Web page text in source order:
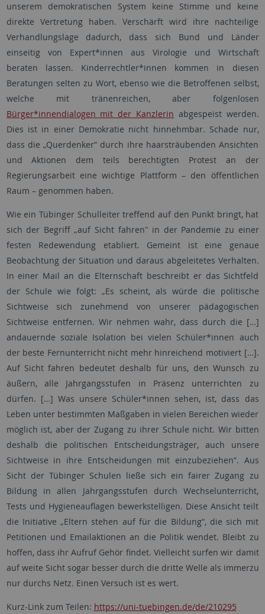
unserem demokratischen System keine Stimme und keine
direkte Vertretung haben. Verschärft wird ihre nachteilige
Verhandlungslage dadurch, dass sich Bund und Länder
einseitig von Expert*innen aus Virologie und Wirtschaft
beraten lassen. Kinderrechtler*innen kommen in diesen
Beratungen selten zu Wort, ebenso wie die Betroffenen selbst,
welche mit tränenreichen, aber folgenlosen
Bürger*innendialogen mit der Kanzlerin abgespeist werden.
Dies ist in einer Demokratie nicht hinnehmbar. Schade nur,
dass die „Querdenker“ durch ihre haarsträubenden Ansichten
und Aktionen dem teils berechtigten Protest an der
Regierungsarbeit eine wichtige Plattform – den öffentlichen
Raum – genommen haben.
Wie ein Tübinger Schulleiter treffend auf den Punkt bringt, hat
sich der Begriff „auf Sicht fahren" in der Pandemie zu einer
festen Redewendung etabliert. Gemeint ist eine genaue
Beobachtung der Situation und daraus abgeleitetes Verhalten.
In einer Mail an die Elternschaft beschreibt er das Sichtfeld
der Schule wie folgt: „Es scheint, als würde die politische
Sichtweise sich zunehmend von unserer pädagogischen
Sichtweise entfernen. Wir nehmen wahr, dass durch die […]
andauernde soziale Isolation bei vielen Schüler*innen auch
der beste Fernunterricht nicht mehr hinreichend motiviert […].
Auf Sicht fahren bedeutet deshalb für uns, den Wunsch zu
äußern, alle Jahrgangsstufen in Präsenz unterrichten zu
dürfen. […] Was unsere Schüler*innen sehen, ist, dass das
Leben unter bestimmten Maßgaben in vielen Bereichen wieder
möglich ist, aber der Zugang zu ihrer Schule nicht. Wir bitten
deshalb die politischen Entscheidungsträger, auch unsere
Sichtweise in ihre Entscheidungen mit einzubeziehen“. Aus
Sicht der Tübinger Schulen ließe sich ein fairer Zugang zu
Bildung in allen Jahrgangsstufen durch Wechselunterricht,
Tests und Hygieneauflagen bewerkstelligen. Diese Ansicht teilt
die Initiative „Eltern stehen auf für die Bildung“, die sich mit
Petitionen und Emailaktionen an die Politik wendet. Bleibt zu
hoffen, dass ihr Aufruf Gehör findet. Vielleicht surfen wir damit
auf weite Sicht sogar besser durch die dritte Welle als immerzu
nur durchs Netz. Einen Versuch ist es wert.
Kurz-Link zum Teilen: https://uni-tuebingen.de/de/210295